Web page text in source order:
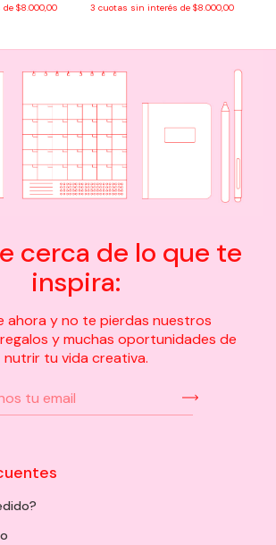
de $8.000,00 3 cuotas sin interés de $8.000,00
cerca de lo que te
inspira:
ahora y no te pierdas nuestros
y muchas oportunidades de
nutrir tu vida creativa.